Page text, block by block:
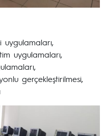
uygulamaları,
gerçekleştirilmesi,